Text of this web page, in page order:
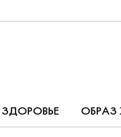
ЗДОРОВЬЕ